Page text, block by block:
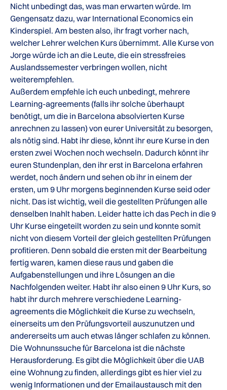
Nicht unbedingt das, was man erwarten würde. Im
Gengensatz dazu, war International Economics ein
Kinderspiel. Am besten also, ihr fragt vorher nach,
welcher Lehrer welchen Kurs übernimmt. Alle Kurse von
Jorge würde ich an die Leute, die ein stressfreies
Auslandssemester verbringen wollen, nicht
weiterempfehlen.
Außerdem empfehle ich euch unbedingt, mehrere
Learning-agreements (falls ihr solche überhaupt
benötigt, um die in Barcelona absolvierten Kurse
anrechnen zu lassen) von eurer Universität zu besorgen,
als nötig sind. Habt ihr diese, könnt ihr eure Kurse in den
ersten zwei Wochen noch wechseln. Dadurch könnt ihr
euren Stundenplan, den ihr erst in Barcelona erfahren
werdet, noch ändern und sehen ob ihr in einem der
ersten, um 9 Uhr morgens beginnenden Kurse seid oder
nicht. Das ist wichtig, weil die gestellten Prüfungen alle
denselben Inahlt haben. Leider hatte ich das Pech in die 9
Uhr Kurse eingeteilt worden zu sein und konnte somit
nicht von diesem Vorteil der gleich gestellten Prüfungen
profitieren. Denn sobald die ersten mit der Bearbeitung
fertig waren, kamen diese raus und gaben die
Aufgabenstellungen und ihre Lösungen an die
Nachfolgenden weiter. Habt ihr also einen 9 Uhr Kurs, so
habt ihr durch mehrere verschiedene Learning-
agreements die Möglichkeit die Kurse zu wechseln,
einerseits um den Prüfungsvorteil auszunutzen und
andererseits um auch etwas länger schlafen zu können.
Die Wohnunssuche für Barcelona ist die nächste
Herausforderung. Es gibt die Möglichkeit über die UAB
eine Wohnung zu finden, allerdings gibt es hier viel zu
wenig Informationen und der Emailaustausch mit den